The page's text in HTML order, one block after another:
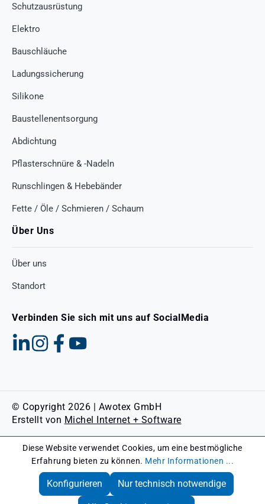
Schutzausrüstung
Elektro
Bauschläuche
Ladungssicherung
Silikone
Baustellenentsorgung
Abdichtung
Pflasterschnüre & -Nadeln
Runschlingen & Hebebänder
Fette / Öle / Schmieren / Schaum
Über Uns
Über uns
Standort
Verbinden Sie sich mit uns auf SocialMedia
© Copyright 2026 | Awotex GmbH
Erstellt von Michel Internet + Software
Diese Website verwendet Cookies, um eine bestmögliche
Erfahrung bieten zu können. Mehr Informationen ...
Nur technisch notwendige
Konfigurieren